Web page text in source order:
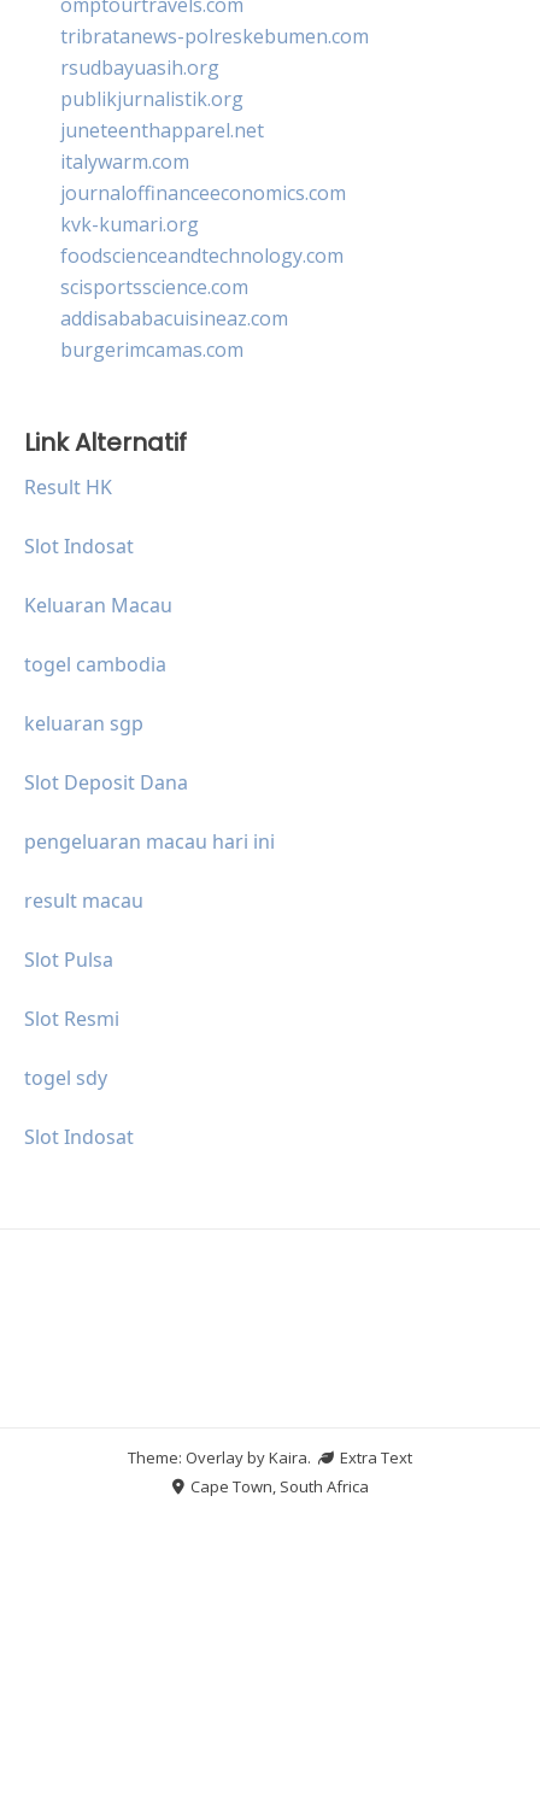
tribratanews-polreskebumen.com
rsudbayuasih.org
publikjurnalistik.org
juneteenthapparel.net
italywarm.com
journaloffinanceeconomics.com
kvk-kumari.org
foodscienceandtechnology.com
scisportsscience.com
addisababacuisineaz.com
burgerimcamas.com
Link Alternatif
Result HK
Slot Indosat
Keluaran Macau
togel cambodia
keluaran sgp
Slot Deposit Dana
pengeluaran macau hari ini
result macau
Slot Pulsa
Slot Resmi
togel sdy
Slot Indosat
Theme: Overlay byKaira.
Extra Text
Cape Town, South Africa